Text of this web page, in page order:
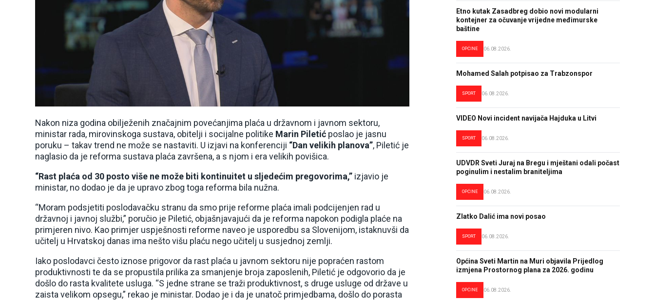
Nakon niza godina obilježenih značajnim povećanjima plaća u državnom i javnom sektoru,
ministar rada, mirovinskoga sustava, obitelji i socijalne politike Marin Piletić poslao je jasnu
poruku – takav trend ne može se nastaviti. U izjavi na konferenciji “Dan velikih planova”, Piletić je
naglasio da je reforma sustava plaća završena, a s njom i era velikih povišica.
“Rast plaća od 30 posto više ne može biti kontinuitet u sljedećim pregovorima,” izjavio je
ministar, no dodao je da je upravo zbog toga reforma bila nužna.
“Moram podsjetiti poslodavačku stranu da smo prije reforme plaća imali podcijenjen rad u
državnoj i javnoj službi,” poručio je Piletić, objašnjavajući da je reforma napokon podigla plaće na
primjeren nivo. Kao primjer uspješnosti reforme naveo je usporedbu sa Slovenijom, istaknuvši da
učitelj u Hrvatskoj danas ima nešto višu plaću nego učitelj u susjednoj zemlji.
Iako poslodavci često iznose prigovor da rast plaća u javnom sektoru nije popraćen rastom
produktivnosti te da se propustila prilika za smanjenje broja zaposlenih, Piletić je odgovorio da je
došlo do rasta kvalitete usluga. “S jedne strane se traži produktivnost, s druge usluge od države u
zaista velikom opsegu,” rekao je ministar. Dodao je i da je unatoč primjedbama, došlo do porasta
Etno kutak Zasadbreg dobio novi modularni
kontejner za očuvanje vrijedne međimurske
baštine
OPĆINE 06.08.2026.
Mohamed Salah potpisao za Trabzonspor
SPORT 06.08.2026.
VIDEO Novi incident navijača Hajduka u Litvi
SPORT 06.08.2026.
UDVDR Sveti Juraj na Bregu i mještani odali počast
poginulim i nestalim braniteljima
OPĆINE 06.08.2026.
Zlatko Dalić ima novi posao
SPORT 06.08.2026.
Općina Sveti Martin na Muri objavila Prijedlog
izmjena Prostornog plana za 2026. godinu
OPĆINE 06.08.2026.